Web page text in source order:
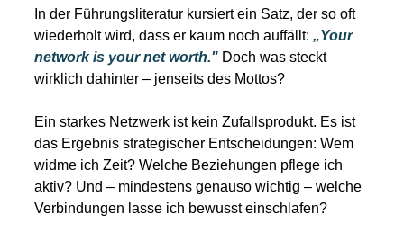
In der Führungsliteratur kursiert ein Satz, der so oft
wiederholt wird, dass er kaum noch auffällt: „Your
network is your net worth." Doch was steckt
wirklich dahinter – jenseits des Mottos?
Ein starkes Netzwerk ist kein Zufallsprodukt. Es ist
das Ergebnis strategischer Entscheidungen: Wem
widme ich Zeit? Welche Beziehungen pflege ich
aktiv? Und – mindestens genauso wichtig – welche
Verbindungen lasse ich bewusst einschlafen?